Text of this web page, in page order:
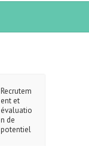
Recrutem
ent et
évaluatio
n de
potentiel